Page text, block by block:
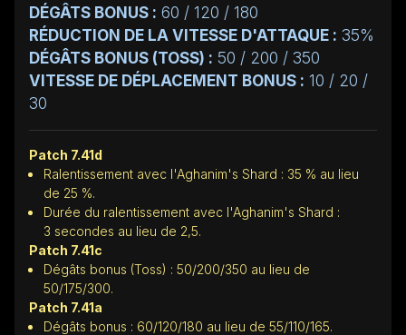
DÉGÂTS BONUS : 60 / 120 / 180
RÉDUCTION DE LA VITESSE D'ATTAQUE : 35%
DÉGÂTS BONUS (TOSS) : 50 / 200 / 350
VITESSE DE DÉPLACEMENT BONUS : 10 / 20 /
30
Patch 7.41d
Ralentissement avec l'Aghanim's Shard : 35 % au lieu
de 25 %.
Durée du ralentissement avec l'Aghanim's Shard :
3 secondes au lieu de 2,5.
Patch 7.41c
Dégâts bonus (Toss) : 50/200/350 au lieu de
50/175/300.
Patch 7.41a
Dégâts bonus : 60/120/180 au lieu de 55/110/165.